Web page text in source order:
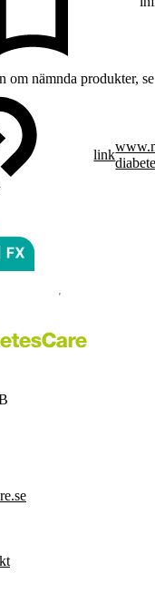
om nämnda produkter, se
link